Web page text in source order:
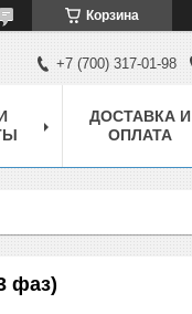
Корзина
+7 (700) 317-01-98
ДОСТАВКА И
ОПЛАТА
фаз)